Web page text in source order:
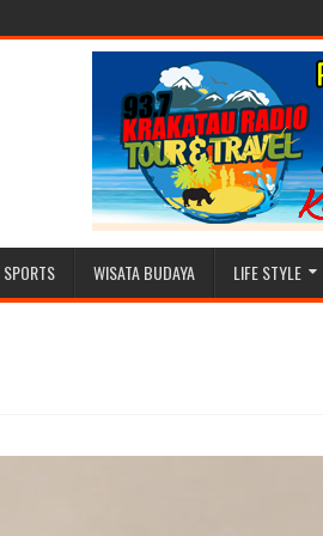
SPORTS WISATA BUDAYA LIFE STYLE
LOKAL, SEIRING